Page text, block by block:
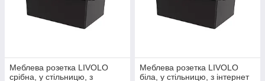
Меблева розетка LIVOLO
срібна, у стільницю, з
Меблева розетка LIVOLO
біла, у стільницю, з інтернет